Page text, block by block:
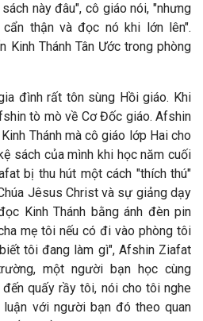
này đâu", cô giáo nói, "nhưng
cẩn thận vàđọc nó khi lớn lên".
Kinh Thánh Tân Ước trong phòng
đình rất tôn sùng Hồi giáo. Khi
tò mò về Cơ Đốc giáo. Afshin
Thánh mà cô giáo lớp Hai cho
sách của mình khi học năm cuối
bị thu hút một cách "thích thú"
Jêsus Christ và sự giảng dạy
Kinh Thánh bằng ánh đèn pin
mẹ tôi nếu có đi vào phòng tôi
biết tôiđang làm gì", Afshin Ziafat
một người bạn học cùng
quấy rầy tôi, nói cho tôi nghe
luận với người bạn đó theo quan